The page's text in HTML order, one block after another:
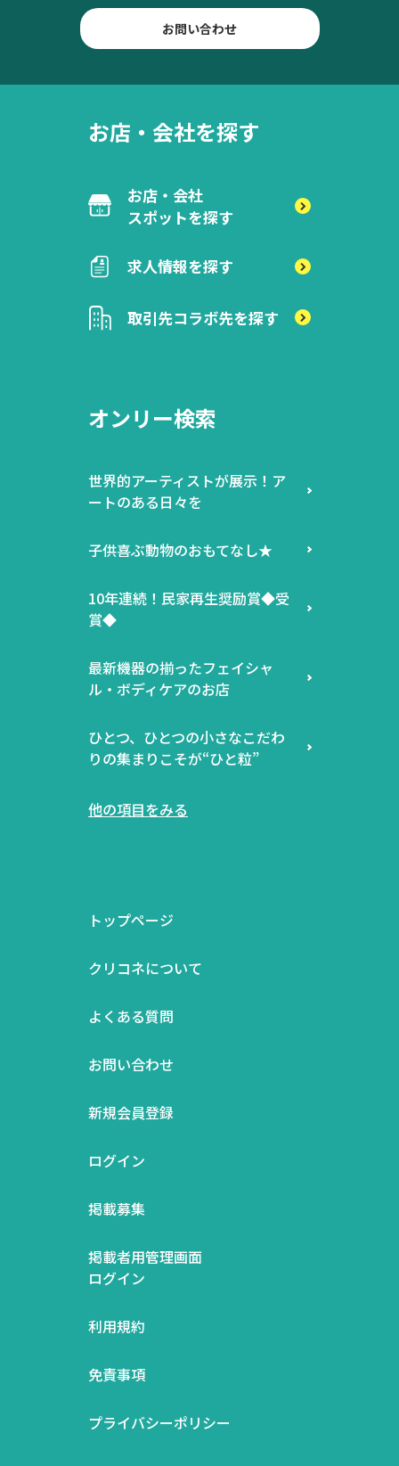
お問い合わせ
お店・会社を探す
お店・会社
スポットを探す
求人情報を探す
取引先コラボ先を探す
オンリー検索
世界的アーティストが展示！ア
ートのある日々を
子供喜ぶ動物のおもてなし★
10年連続！民家再生奨励賞◆受
賞◆
最新機器の揃ったフェイシャ
ル・ボディケアのお店
ひとつ、ひとつの小さなこだわ
りの集まりこそが“ひと粒”
他の項目をみる
トップページ
クリコネについて
よくある質問
お問い合わせ
新規会員登録
ログイン
掲載募集
掲載者用管理画面
ログイン
利用規約
免責事項
プライバシーポリシー